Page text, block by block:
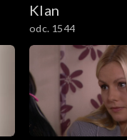
101–200
1–100
Klan
odc. 1544